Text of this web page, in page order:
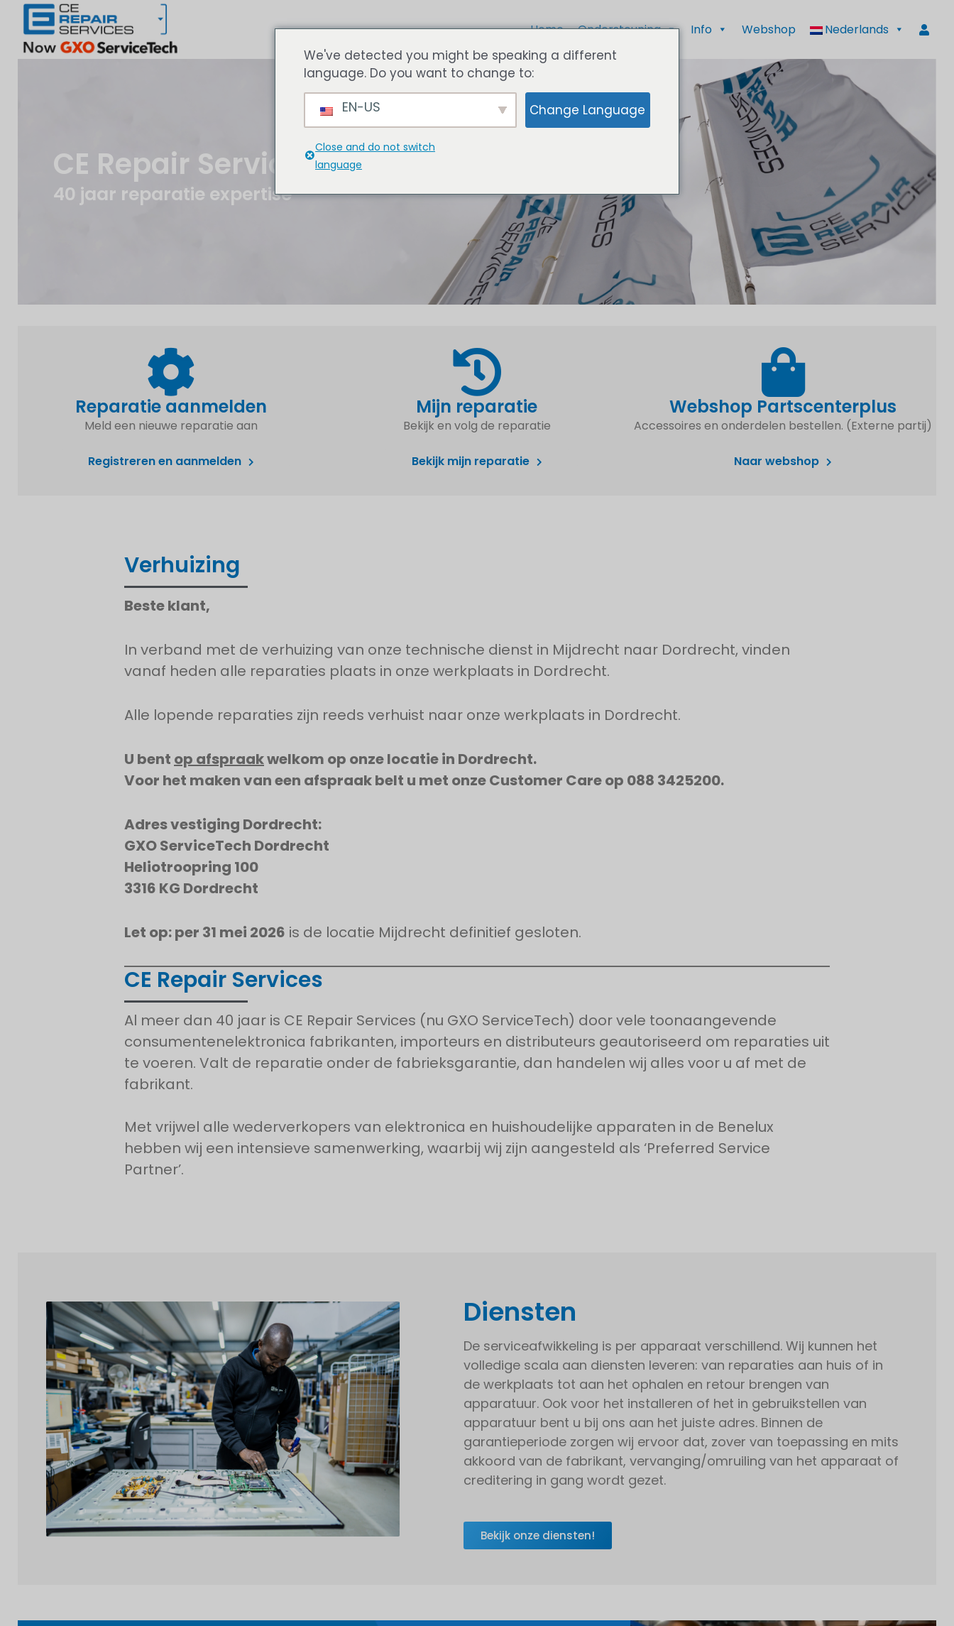
Home Ondersteuning Info Webshop Nederlands
CE Repair Services
40 jaar reparatie expertise
Reparatie aanmelden
Meld een nieuwe reparatie aan
Registreren en aanmelden
Mijn reparatie
Bekijk en volg de reparatie
Bekijk mijn reparatie
Webshop Partscenterplus
Accessoires en onderdelen bestellen. (Externe partij)
Naar webshop
Verhuizing
Beste klant,
In verband met de verhuizing van onze technische dienst in Mijdrecht naar Dordrecht, vinden
vanaf heden alle reparaties plaats in onze werkplaats in Dordrecht.
Alle lopende reparaties zijn reeds verhuist naar onze werkplaats in Dordrecht.
U bent op afspraakwelkom op onze locatie in Dordrecht.
Voor het maken van een afspraak belt u met onze Customer Care op 088 3425200.
Adres vestiging Dordrecht:
GXO ServiceTech Dordrecht
Heliotroopring 100
3316 KG Dordrecht
Let op: per 31 mei 2026 is de locatie Mijdrecht definitief gesloten.
CE Repair Services
Al meer dan 40 jaar is CE Repair Services (nu GXO ServiceTech) door vele toonaangevende
consumentenelektronica fabrikanten, importeurs en distributeurs geautoriseerd om reparaties uit
te voeren. Valt de reparatie onder de fabrieksgarantie, dan handelen wij alles voor u af met de
fabrikant.
Met vrijwel alle wederverkopers van elektronica en huishoudelijke apparaten in de Benelux
hebben wij een intensieve samenwerking, waarbij wij zijn aangesteld als ‘Preferred Service
Partner’.
Diensten
De serviceafwikkeling is per apparaat verschillend. Wij kunnen het
volledige scala aan diensten leveren: van reparaties aan huis of in
de werkplaats tot aan het ophalen en retour brengen van
apparatuur. Ook voor het installeren of het in gebruikstellen van
apparatuur bent u bij ons aan het juiste adres. Binnen de
garantieperiode zorgen wij ervoor dat, zover van toepassing en mits
akkoord van de fabrikant, vervanging/omruiling van het apparaat of
creditering in gang wordt gezet.
Bekijk onze diensten!
We've detected you might be speaking a different
language. Do you want to change to:
EN-US Change Language
Close and do not switch
language